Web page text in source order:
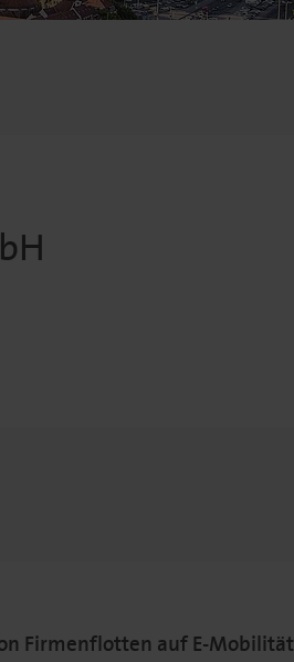
Firmenflotten auf E-Mobilität